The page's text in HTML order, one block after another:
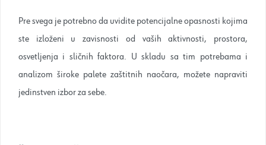
Pre svega je potrebno da uvidite potencijalne opasnosti kojima
ste izloženi u zavisnosti od vaših aktivnosti, prostora,
osvetljenja i sličnih faktora. U skladu sa tim potrebama i
analizom široke palete zaštitnih naočara, možete napraviti
jedinstven izbor za sebe.